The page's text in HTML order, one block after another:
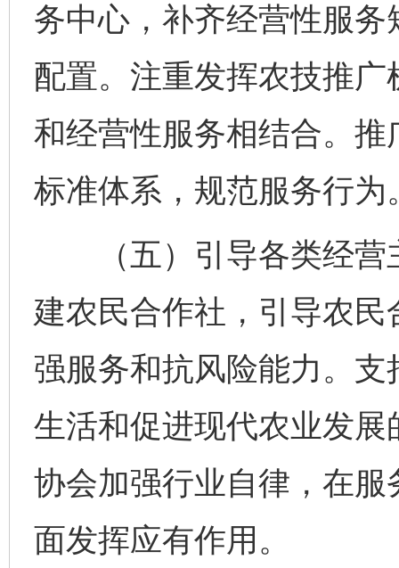
务中心，补齐经营性服
配置。注重发挥农技推
和经营性服务相结合。
标准体系，规范服务行为
（五）引导各类经营
建农民合作社，引导农
强服务和抗风险能力。
生活和促进现代农业发
协会加强行业自律，在
面发挥应有作用。